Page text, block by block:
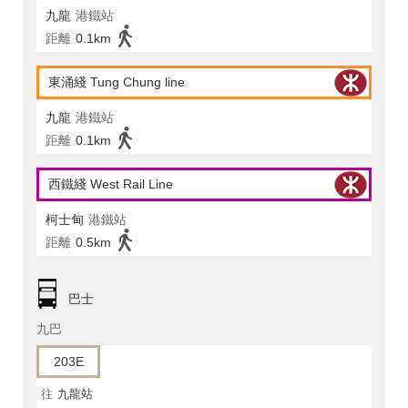
九龍 港鐵站
距離 0.1km
東涌綫 Tung Chung line
九龍 港鐵站
距離 0.1km
西鐵綫 West Rail Line
柯士甸 港鐵站
距離 0.5km
巴士
九巴
203E
往 九龍站